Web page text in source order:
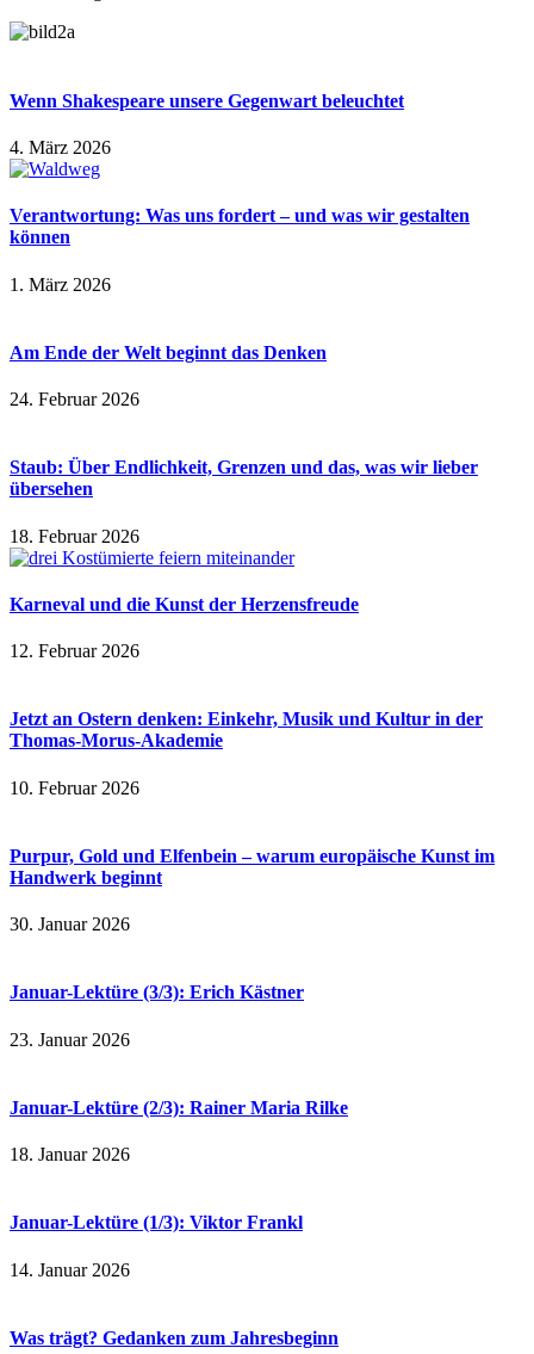
Wenn Shakespeare unsere Gegenwart beleuchtet
4. März 2026
Verantwortung: Was uns fordert – und was wir gestalten
können
1. März 2026
Am Ende der Welt beginnt das Denken
24. Februar 2026
Staub: Über Endlichkeit, Grenzen und das, was wir lieber
übersehen
18. Februar 2026
Karneval und die Kunst der Herzensfreude
12. Februar 2026
Jetzt an Ostern denken: Einkehr, Musik und Kultur in der
Thomas-Morus-Akademie
10. Februar 2026
Purpur, Gold und Elfenbein – warum europäische Kunst im
Handwerk beginnt
30. Januar 2026
Januar-Lektüre (3/3): Erich Kästner
23. Januar 2026
Januar-Lektüre (2/3): Rainer Maria Rilke
18. Januar 2026
Januar-Lektüre (1/3): Viktor Frankl
14. Januar 2026
Was trägt? Gedanken zum Jahresbeginn